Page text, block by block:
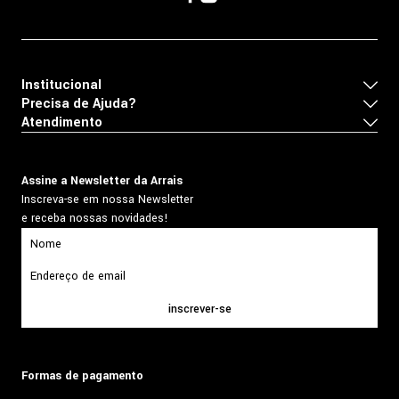
Institucional
Precisa de Ajuda?
Atendimento
Assine a Newsletter da Arrais
Inscreva-se em nossa Newsletter
e receba nossas novidades!
inscrever-se
Formas de pagamento